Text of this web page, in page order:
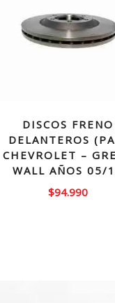
DISCOS FRENO
DELANTEROS
CHEVROLET –
WALL AÑOS 05/
$94.990